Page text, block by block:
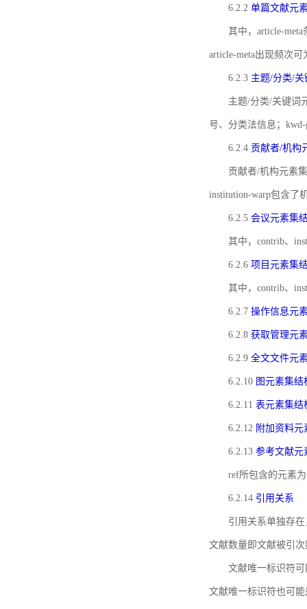
6.2.2 单篇文献元
其中，article-
article-meta出现频次可
6.2.3 主题/分类/
主题/分类/关键词
号、分类法信息；
6.2.4 贡献者/机构
贡献者/机构元素
institution-warp包含了
6.2.5 会议元素集
其中，contrib、
6.2.6 项目元素集
其中，contrib、
6.2.7 操作信息元
6.2.8 获取管理元
6.2.9 全文文件元
6.2.10 图元素集结
6.2.11 表元素集结
6.2.12 附加资料元
6.2.13 参考文献元
ref所包含的元素
6.2.14 引用关系
引用关系单独存
文献数量即文献被引
文献唯一标识符
文献唯一标识符也可